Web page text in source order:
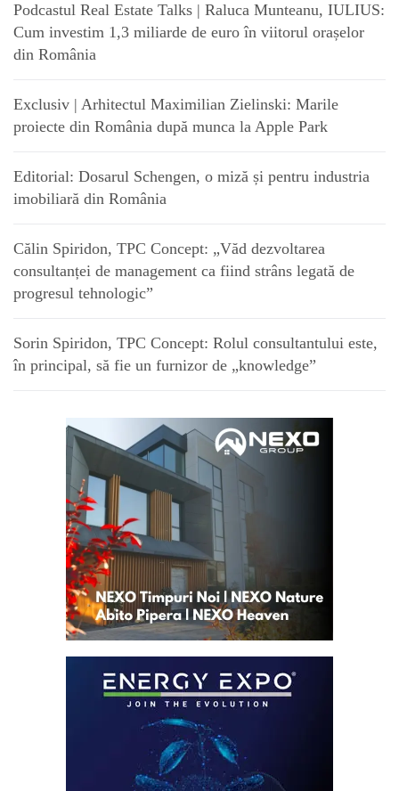
Podcastul Real Estate Talks | Raluca Munteanu, IULIUS:
Cum investim 1,3 miliarde de euro în viitorul orașelor
din România
Exclusiv | Arhitectul Maximilian Zielinski: Marile
proiecte din România după munca la Apple Park
Editorial: Dosarul Schengen, o miză și pentru industria
imobiliară din România
Călin Spiridon, TPC Concept: „Văd dezvoltarea
consultanței de management ca fiind strâns legată de
progresul tehnologic”
Sorin Spiridon, TPC Concept: Rolul consultantului este,
în principal, să fie un furnizor de „knowledge”